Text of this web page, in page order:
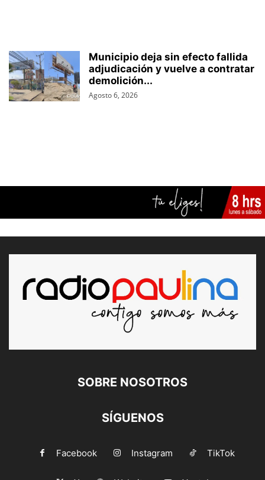
Municipio deja sin efecto fallida
adjudicación y vuelve a contratar
demolición...
Agosto 6, 2026
SOBRE NOSOTROS
SÍGUENOS
Facebook Instagram TikTok